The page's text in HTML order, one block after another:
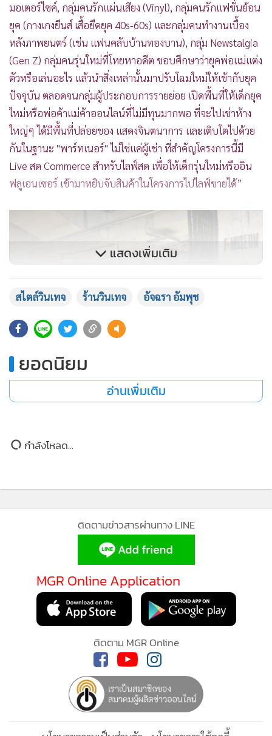
มอเตอร์ไซค์, กลุ่มคนรักแผ่นเสียง (Vinyl), กลุ่มคนรักแฟชั่นย้อน
ยุค (กางเกงยีนส์ เสื้อยืดยุค 40s-60s) และกลุ่มคนทำงานเบื้อง
หลังภาพยนตร์ (เช่น แฟนคลับบ้านทองบาน), กลุ่ม Newstalgia
(Gen Z) กลุ่มคนรุ่นใหม่ที่โหยหาอดีต ชอบศึกษาว่ายุคพ่อแม่แต่ง
ตัวหรือเล่นอะไร แล้วนำสิ่งเหล่านั้นมาปรับโฉมใหม่ให้เข้ากับยุค
ปัจจุบัน ตลอดจนกลุ่มผู้ประกอบการรายย่อย เปิดพื้นที่ให้เด็กยุค
ใหม่หรือพ่อค้าแม่ค้าออนไลน์ที่ไม่มีทุนมากพอ ที่จะไปเช่าห้าง
ใหญ่ๆ ได้มีพื้นที่ปล่อยของ แสดงจินตนาการ และเติบโตไปด้วย
กันในฐานะ "พาร์ทเนอร์" ไม่ใช่แค่ผู้เช่า ที่สำคัญโครงการนี้มี
Live สด Commerce สำหรับไลฟ์สด เพื่อให้เด็กรุ่นใหม่หรืออิน
ฟลูเอนเซอร์ เข้ามาหยิบจับสินค้าในโครงการไปไลฟ์ขายได้”
แสดงเพิ่มเติม
สไตล์วินเทจ ร้านวินเทจ อัจฉรา อัมพุช
ยอดนิยม
อ่านเพิ่มเติม
ติดตามข่าวสารผ่านทาง LINE
MGR Online Application
นโยบายความเป็นส่วนตัว นโยบายการใช้คุกกี้